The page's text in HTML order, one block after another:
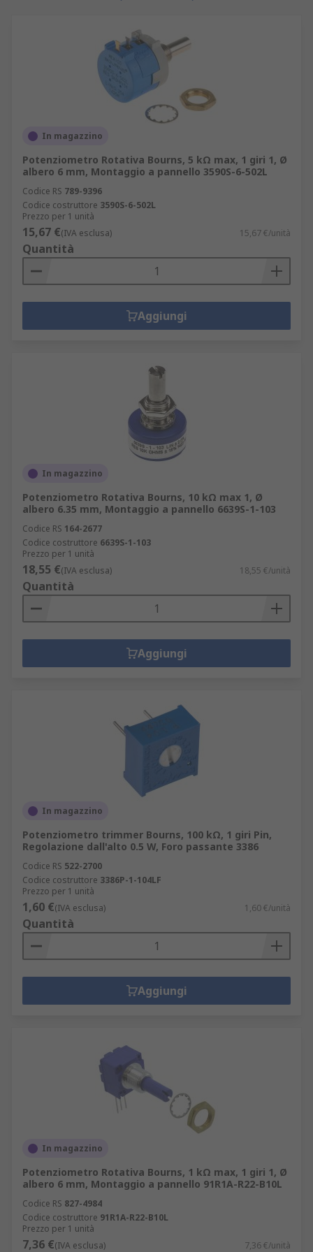
Possono controllare la resistenza senza
doverla interrompere. A differenza del
potenziometro, il reostato utilizza solo 2
conduttori. Viene realizzata una
connessione ad una estremità dell'elemento
resistivo e l'altro collegamento viene
realizzato all'estremità del cursore del
resistore variabile. I reostati sono
comunemente utilizzati nel controllo di
motori.
Resistori trimmer
resistori, un resistore trimmer è un
componente più piccolo utilizzato
all'interno di un circuito e che non richiede
di essere regolato di nuovo. Essi sono noti
anche come trimmer.
Altri tipi di resistori variabili includono:
Varistori a ossido metallico
Gli accessori del potenziometro
Manopola di potenziometro
Dadi di montaggio potenziometro
Selettori per reostato
Termistori
Utensili di regolazione per resistore
trimmer
Adattatori per montaggio di resistore
trimmer
In magazzino
Potenziometro Rotativa Bourns, 5 kΩ max, 1 giri 1, Ø
albero 6 mm, Montaggio a pannello 3590S-6-502L
Codice RS 789-9396
Codice costruttore 3590S-6-502L
Prezzo per 1 unità
15,67 €(IVA esclusa) 15,67 €/unità
Quantità
Aggiungi
In magazzino
Potenziometro Rotativa Bourns, 10 kΩ max 1, Ø
albero 6.35 mm, Montaggio a pannello 6639S-1-103
Codice RS 164-2677
Codice costruttore 6639S-1-103
Prezzo per 1 unità
18,55 €(IVA esclusa) 18,55 €/unità
Quantità
Aggiungi
In magazzino
Potenziometro trimmer Bourns, 100 kΩ, 1 giri Pin,
Regolazione dall'alto 0.5 W, Foro passante 3386
Codice RS 522-2700
Codice costruttore 3386P-1-104LF
Prezzo per 1 unità
1,60 €(IVA esclusa) 1,60 €/unità
Quantità
Aggiungi
In magazzino
Potenziometro Rotativa Bourns, 1 kΩ max, 1 giri 1, Ø
albero 6 mm, Montaggio a pannello 91R1A-R22-B10L
Codice RS 827-4984
Codice costruttore 91R1A-R22-B10L
Prezzo per 1 unità
7,36 €(IVA esclusa) 7,36 €/unità